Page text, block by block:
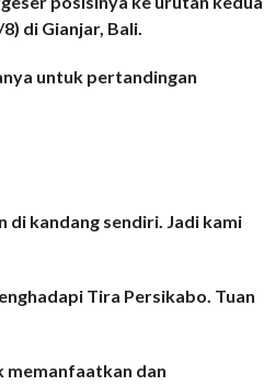
di Gianjar, Bali.
untuk pertandingan
di kandang sendiri. Jadi kami
Tira Persikabo. Tuan
memanfaatkan dan